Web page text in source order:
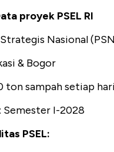
proyek PSEL RI
Nasional
& Bogor
ton sampah setiap hari
Semester I-2028
PSEL: